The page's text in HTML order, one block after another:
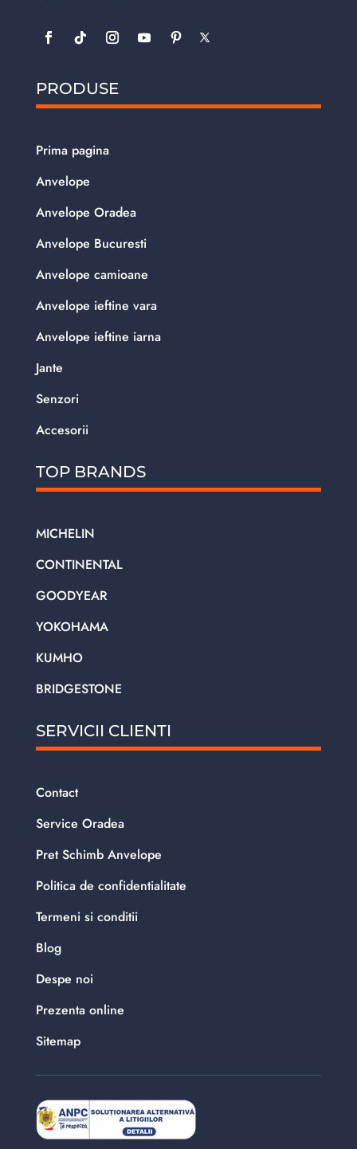
PRODUSE
Prima pagina
Anvelope
Anvelope Oradea
Anvelope Bucuresti
Anvelope camioane
Anvelope ieftine vara
Anvelope ieftine iarna
Jante
Senzori
Accesorii
TOP BRANDS
MICHELIN
CONTINENTAL
GOODYEAR
YOKOHAMA
KUMHO
BRIDGESTONE
SERVICII CLIENTI
Contact
Service Oradea
Pret Schimb Anvelope
Politica de confidentialitate
Termeni si conditii
Blog
Despe noi
Prezenta online
Sitemap